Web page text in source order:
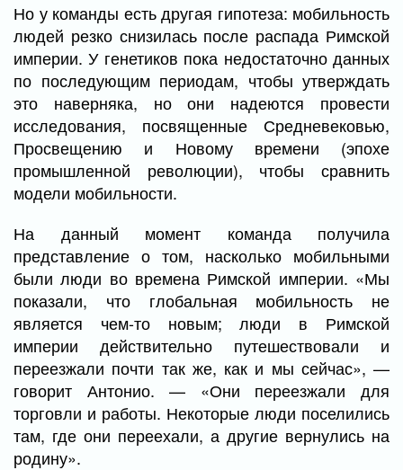
Но у команды есть другая гипотеза: мобильность
людей резко снизилась после распада Римской
империи. У генетиков пока недостаточно данных
по последующим периодам, чтобы утверждать
это наверняка, но они надеются провести
исследования, посвященные Средневековью,
Просвещению и Новому времени (эпохе
промышленной революции), чтобы сравнить
модели мобильности.
На данный момент команда получила
представление о том, насколько мобильными
были люди во времена Римской империи. «Мы
показали, что глобальная мобильность не
является чем-то новым; люди в Римской
империи действительно путешествовали и
переезжали почти так же, как и мы сейчас», —
говорит Антонио. — «Они переезжали для
торговли и работы. Некоторые люди поселились
там, где они переехали, а другие вернулись на
родину».